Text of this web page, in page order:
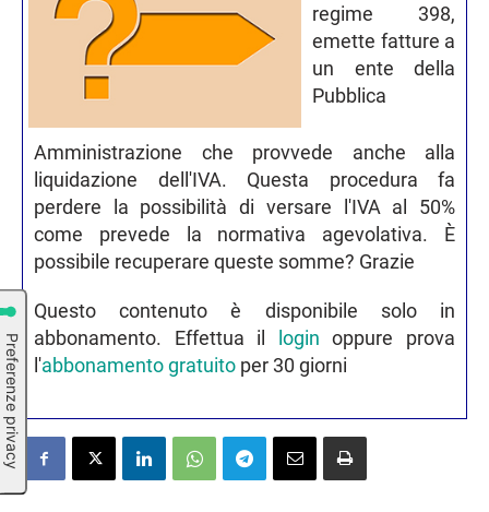
regime 398,
emette fatture a
un ente della
Pubblica
Amministrazione che provvede anche alla
liquidazione dell'IVA. Questa procedura fa
perdere la possibilità di versare l'IVA al 50%
come prevede la normativa agevolativa. È
possibile recuperare queste somme? Grazie
Questo contenuto è disponibile solo in
abbonamento. Effettua il
login oppure prova
l'abbonamento gratuito per 30 giorni